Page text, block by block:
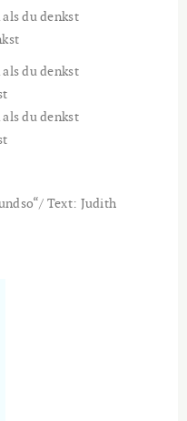
du denkst
du denkst
du denkst
Text: Judith